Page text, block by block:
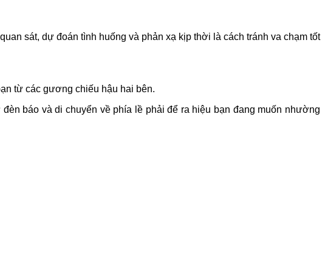
sát, dự đoán tình huống và phản xạ kịp thời là cách tránh va chạm tốt
từ các gương chiếu hậu hai bên.
báo và di chuyển về phía lề phải để ra hiệu bạn đang muốn nhường